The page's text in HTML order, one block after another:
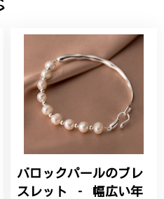
桃の花のブローチ プレゼント シルバー C002
お応えいただき、無事に
りがとうございました。
ひなげしの花のブローチ ご褒美 プレゼント C020
バロックパールのブレ
スレット ‐ 幅広い年